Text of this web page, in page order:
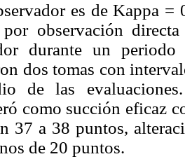
es de Kappa
observación
durante un
dos tomas con
de las
como succión eficaz
37 a 38 puntos,
de 20 puntos.